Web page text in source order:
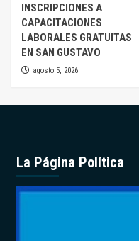
INSCRIPCIONES A
CAPACITACIONES
LABORALES GRATUITAS
EN SAN GUSTAVO
agosto 5, 2026
La Página Política